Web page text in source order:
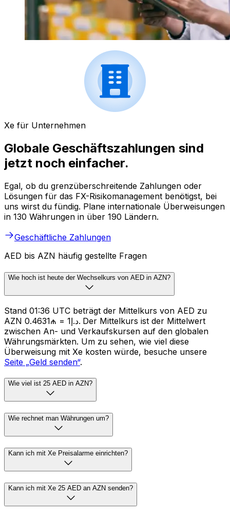
Xe für Unternehmen
Globale Geschäftszahlungen sind
jetzt noch einfacher.
Egal, ob du grenzüberschreitende Zahlungen oder
Lösungen für das FX-Risikomanagement benötigst, bei
uns wirst du fündig. Plane internationale Überweisungen
in 130 Währungen in über 190 Ländern.
Geschäftliche Zahlungen
AED bis AZN häufig gestellte Fragen
Wie hoch ist heute der Wechselkurs von AED in AZN?
Stand 01:36 UTC beträgt der Mittelkurs von AED zu
AZN د.إ1 = ₼0.4631. Der Mittelkurs ist der Mittelwert
zwischen An- und Verkaufskursen auf den globalen
Währungsmärkten. Um zu sehen, wie viel diese
Überweisung mit Xe kosten würde, besuche unsere
Seite „Geld senden“.
Wie viel ist 25 AED in AZN?
Wie rechnet man Währungen um?
Kann ich mit Xe Preisalarme einrichten?
Kann ich mit Xe 25 AED an AZN senden?